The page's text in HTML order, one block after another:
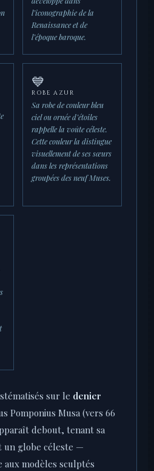
l’iconographie de la
Renaissance et de
l’époque baroque.
💙
ROBE AZUR
Sa robe de couleur bleu
ciel ou ornée d’étoiles
rappelle la voûte céleste.
Cette couleur la distingue
visuellement de ses sœurs
dans les représentations
groupées des neuf Muses.
sur le denier
Pomponius Musa (vers 66
debout, tenant sa
un globe céleste —
modèles sculptés